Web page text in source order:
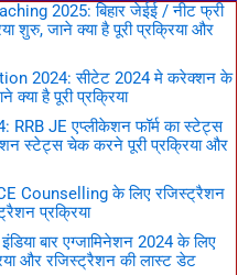
2025: बिहार जेईई / नीट फ्री
शुरु, जाने क्या है पूरी प्रक्रिया और
2024: सीटेट 2024 मे करेक्शन के
है पूरी प्रक्रिया
JE एप्लीकेशन फॉर्म का स्टेट्स
स्टेट्स चेक करने पूरी प्रक्रिया और
Counselling के लिए रजिस्ट्रैशन
प्रक्रिया
बार एग्जामिनेशन 2024 के लिए
और रजिस्ट्रैशन की लास्ट डेट